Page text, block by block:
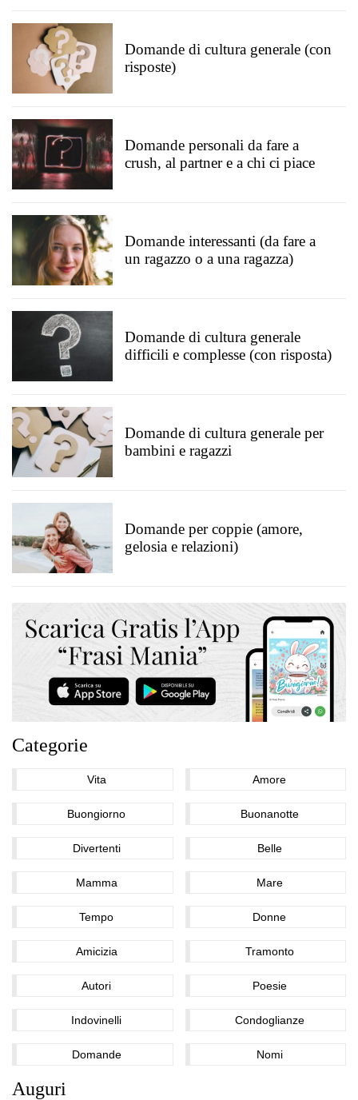
Domande di cultura generale (con
risposte)
Domande personali da fare a
crush, al partner e a chi ci piace
Domande interessanti (da fare a
un ragazzo o a una ragazza)
Domande di cultura generale
difficili e complesse (con risposta)
Domande di cultura generale per
bambini e ragazzi
Domande per coppie (amore,
gelosia e relazioni)
Categorie
Vita Amore
Buongiorno Buonanotte
Divertenti Belle
Mamma Mare
Tempo Donne
Amicizia Tramonto
Autori Poesie
Indovinelli Condoglianze
Domande Nomi
Auguri